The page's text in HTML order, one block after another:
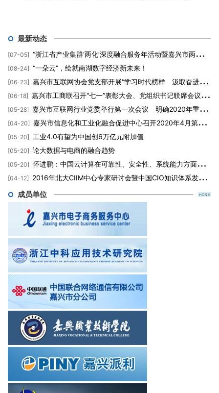
最新动态
[07-05] “浙江省产业集群‘两化’深度融合服务年活动暨嘉兴市两化融合促进中心成立大会”隆重举行
[08-24] “一朵云”，绘就南湖数字经济新未来！
[06-23] 嘉兴市互联网协会党支部开展“学习时代榜样 汲取奋进力量”主题教育党课活动
[06-18] 嘉兴市工商联召开“七一”表彰大会、党组织书记联席会议暨2020年度党员发展对象培训班动员大会
[05-28] 嘉兴市互联网行业党委举行第一次会议 明确2020年重点工作
[04-20] 嘉兴市信息化和工业化融合促进中心召开2020年4月第三周工作周会
[05-20] 工业4.0有望为中国创6万亿元附加值
[05-20] 论大数据与电商的融合趋势
[05-20] 怀进鹏：中国云计算在可靠性、安全性、系统能力方面仍需加强
[04-12] 2016年北大CIIM中心专家研讨会暨中国CIO知识体系发布会圆满落幕
成员单位